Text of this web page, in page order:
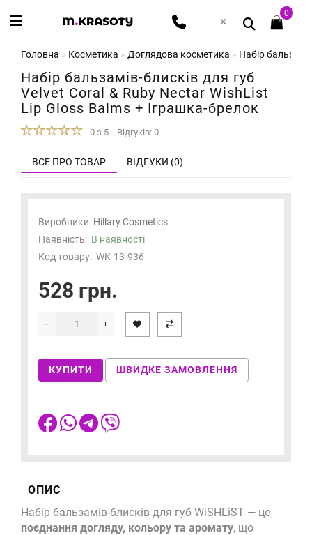
0
Головна Косметика Доглядова косметика Набір
Набір бальзамів-блисків для губ
Velvet Coral & Ruby Nectar WishList
Lip Gloss Balms + Іграшка-брелок
0 з 5 Відгуків: 0
ВСЕ ПРО ТОВАР ВІДГУКИ (0)
Виробники Hillary Cosmetics
Наявність: В наявності
Код товару: WK-13-936
528 грн.
КУПИТИ ШВИДКЕ ЗАМОВЛЕННЯ
ОПИС
Набір бальзамів-блисків для губ WiSHLiST — це
поєднання догляду, кольору та аромату, що